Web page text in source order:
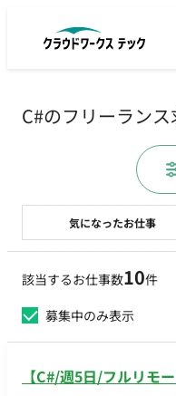
C#のフリーラン
該当するお仕事数10件
募集中のみ表示
【C#/週5日/フルリモ
気になったお仕事